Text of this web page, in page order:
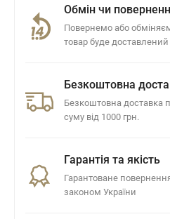
Обмін чи
Повернемо або
товар буде
Безкоштовна
Безкоштовна доставка
суму від 1000 грн.
Гарантія та якість
Гарантоване
законом України